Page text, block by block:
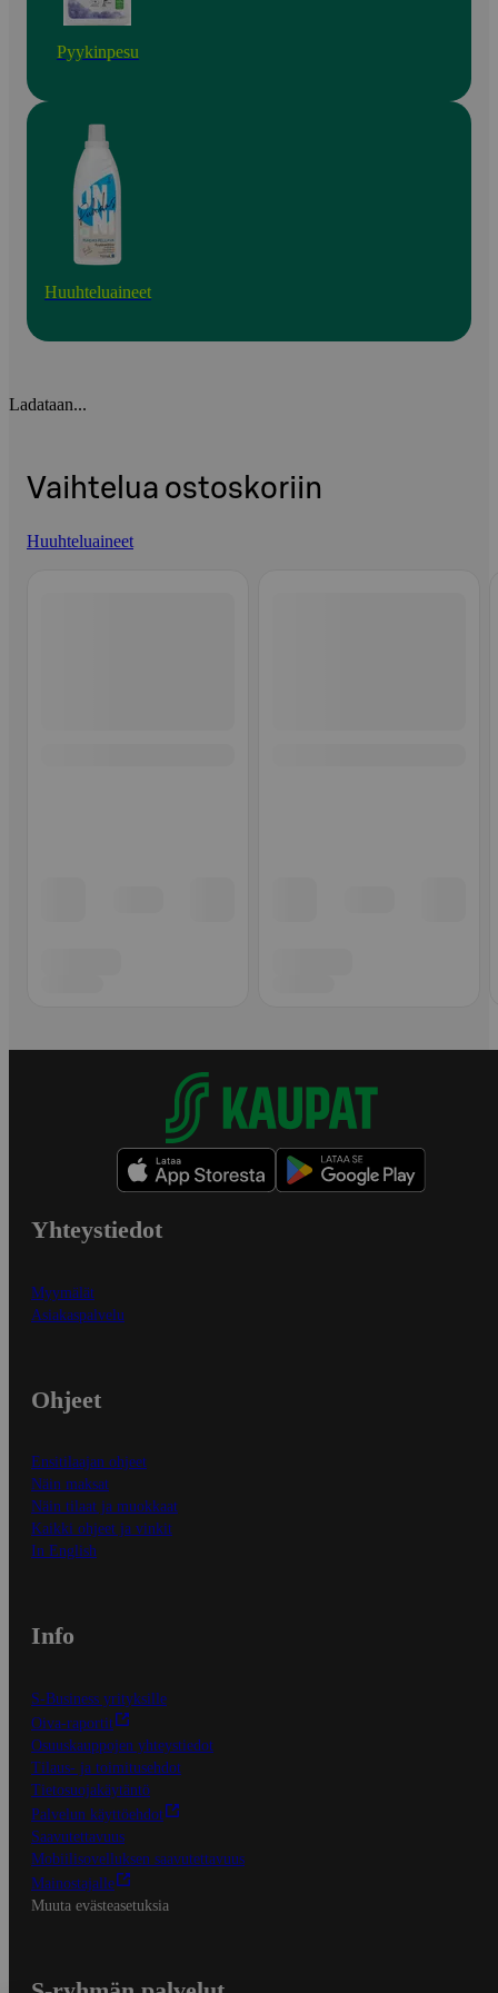
Pyykinpesu
Huuhteluaineet
Ladataan...
Vaihtelua ostoskoriin
Huuhteluaineet
Yhteystiedot
Myymälät
Asiakaspalvelu
Ohjeet
Ensitilaajan ohjeet
Näin maksat
Näin tilaat ja muokkaat
Kaikki ohjeet ja vinkit
In English
Info
S-Business yrityksille
Oiva-raportit
Osuuskauppojen yhteystiedot
Tilaus- ja toimitusehdot
Tietosuojakäytäntö
Palvelun käyttöehdot
Saavutettavuus
Mobiilisovelluksen saavutettavuus
Mainostajalle
Muuta evästeasetuksia